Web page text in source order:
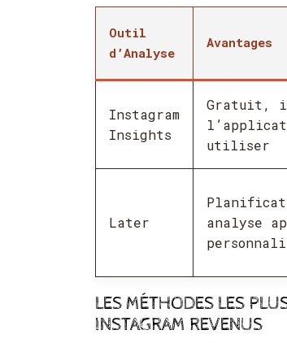
Outil
d’Analyse
Avantages
Instagram
Insights
Gratuit,
utiliser
Later
analyse
LES MÉTHODES LES
INSTAGRAM REVENUS